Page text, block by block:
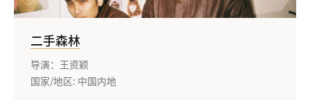
二手森林
导演：王资颖
国家/地区: 中国内地